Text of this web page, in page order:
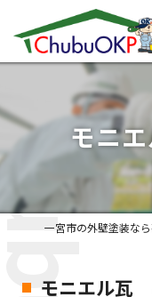
モニ
モニエル瓦